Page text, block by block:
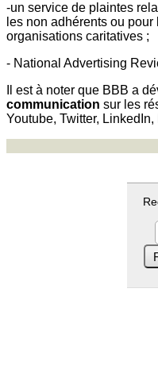
-un service de plaintes
les non adhérents ou
organisations caritatives ;
- National Advertising
Il est à noter que BBB a
communication sur les
Youtube, Twitter, LinkedIn,